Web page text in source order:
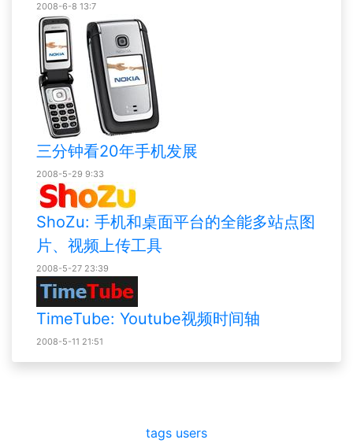
2008-6-8 13:7
三分钟看20年手机发展
2008-5-29 9:33
ShoZu: 手机和桌面平台的全能多站点图
片、视频上传工具
2008-5-27 23:39
TimeTube: Youtube视频时间轴
2008-5-11 21:51
tags users